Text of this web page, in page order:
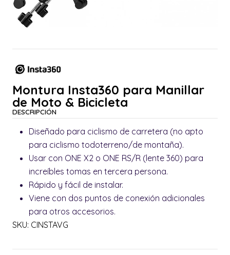
Montura Insta360 para Manillar
de Moto & Bicicleta
DESCRIPCIÓN
Diseñado para ciclismo de carretera (no apto
para ciclismo todoterreno/de montaña).
Usar con ONE X2 o ONE RS/R (lente 360) para
increíbles tomas en tercera persona.
Rápido y fácil de instalar.
Viene con dos puntos de conexión adicionales
para otros accesorios.
SKU: CINSTAVG